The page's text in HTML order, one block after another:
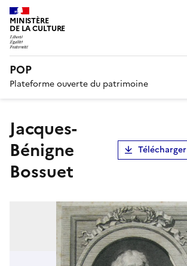
MINISTÈRE
DE LA CULTURE
POP
Plateforme ouverte du patrimoine
Jacques-
Bénigne
Bossuet
Télécharger